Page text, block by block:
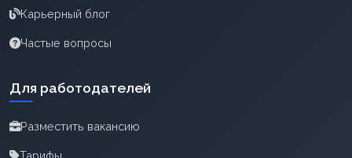
Карьерный блог
Частые вопросы
Для работодателей
Разместить вакансию
Тарифы